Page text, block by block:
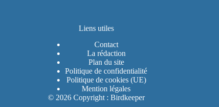
Liens utiles
Contact
La rédaction
Plan du site
Politique de confidentialité
Politique de cookies (UE)
Mention légales
© 2026 Copyright : Birdkeeper